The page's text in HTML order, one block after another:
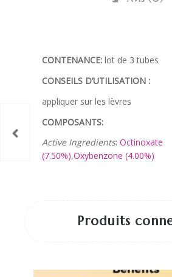
CONTENANCE:lot de 3 tubes
CONSEILS D’UTILISATION :
appliquer sur les lèvres
COMPOSANTS:
Active Ingredients:Octinoxate
(7.50%),Oxybenzone (4.00%)
Produits